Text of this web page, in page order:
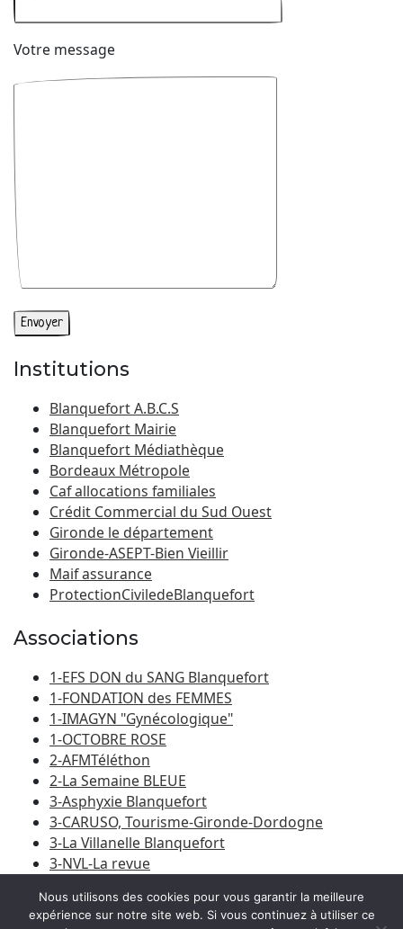
Votre message
Institutions
Blanquefort A.B.C.S
Blanquefort Mairie
Blanquefort Médiathèque
Bordeaux Métropole
Caf allocations familiales
Crédit Commercial du Sud Ouest
Gironde le département
Gironde-ASEPT-Bien Vieillir
Maif assurance
ProtectionCiviledeBlanquefort
Associations
1-EFS DON du SANG Blanquefort
1-FONDATION des FEMMES
1-IMAGYN "Gynécologique"
1-OCTOBRE ROSE
2-AFMTéléthon
2-La Semaine BLEUE
3-Asphyxie Blanquefort
3-CARUSO, Tourisme-Gironde-Dordogne
3-La Villanelle Blanquefort
3-NVL-La revue
Nous utilisons des cookies pour vous garantir la meilleure
expérience sur notre site web. Si vous continuez à utiliser ce